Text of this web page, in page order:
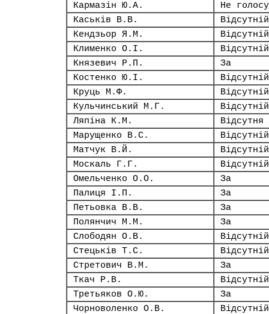
Кармазін Ю.А.
Не
Каськів В.В.
Відсутній
Кендзьор Я.М.
Відсутній
Клименко О.І.
Відсутній
Князевич Р.П.
За
Костенко Ю.І.
Відсутній
Круць М.Ф.
Відсутній
Кульчинський М.Г.
Відсутній
Ляпіна К.М.
Відсутня
Марущенко В.С.
Відсутній
Матчук В.Й.
Відсутній
Москаль Г.Г.
Відсутній
Омельченко О.О.
За
Палиця І.П.
За
Петьовка В.В.
За
Полянчич М.М.
За
Слободян О.В.
Відсутній
Стецьків Т.С.
Відсутній
Стретович В.М.
За
Ткач Р.В.
Відсутній
Третьяков О.Ю.
За
Чорноволенко О.В.
Відсутній